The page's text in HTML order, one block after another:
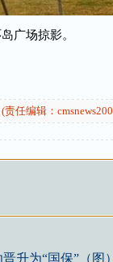
广场掠影。
(责任编辑：
升为“国保”（图